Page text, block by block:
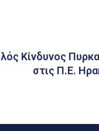
Κίνδυνος
στις Π.Ε.